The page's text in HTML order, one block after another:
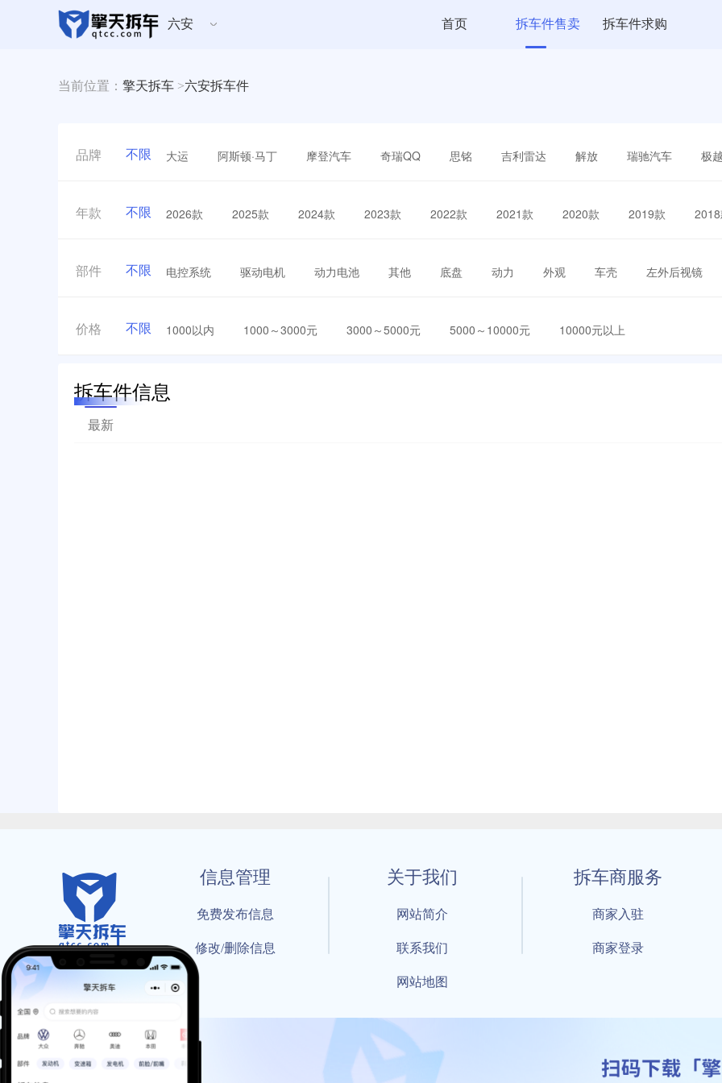
六安 首页 拆车件售卖 拆车件求购
当前位置： 擎天拆车 >六安拆车件
品牌 不限 大运 阿斯顿·马丁 摩登汽车 奇瑞QQ 思铭 吉利雷达 解放 瑞驰汽车 极
年款 不限 2026款 2025款 2024款 2023款 2022款 2021款 2020款 2019款
部件 不限 电控系统 驱动电机 动力电池 其他 底盘 动力 外观 车壳 左外后视镜
价格 不限 1000以内 1000～3000元 3000～5000元 5000～10000元 10000元以上
拆车件信息
最新
信息管理
免费发布信息
修改/删除信息
关于我们
网站简介
联系我们
网站地图
拆车商服务
商家入驻
商家登录
© 2021 By 擎天拆车-买卖拆车件，擎天拆车好省快 All Rights Reserved
工信部备案号：鲁ICP备18021004号-17 公安部备案号： 鲁公网安备